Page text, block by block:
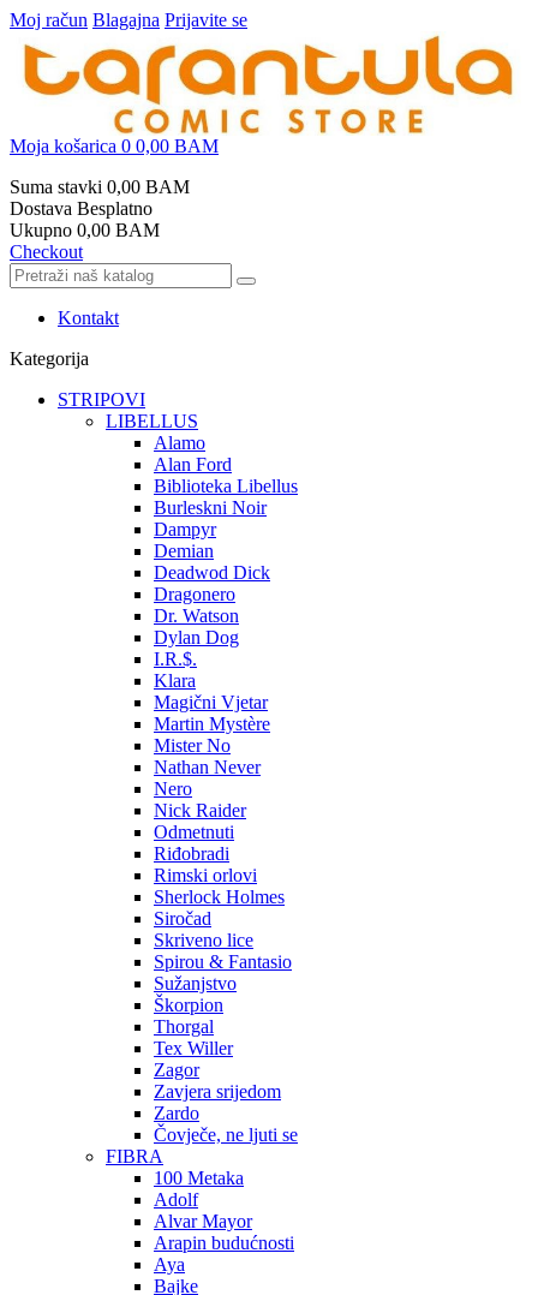
Moj račun Blagajna Prijavite se
Moja košarica 0 0,00 BAM
Suma stavki 0,00 BAM
Dostava Besplatno
Ukupno 0,00 BAM
Checkout
Kontakt
Kategorija
STRIPOVI
LIBELLUS
Alamo
Alan Ford
Biblioteka Libellus
Burleskni Noir
Dampyr
Demian
Deadwod Dick
Dragonero
Dr. Watson
Dylan Dog
I.R.$.
Klara
Magični Vjetar
Martin Mystère
Mister No
Nathan Never
Nero
Nick Raider
Odmetnuti
Riđobradi
Rimski orlovi
Sherlock Holmes
Siročad
Skriveno lice
Spirou & Fantasio
Sužanjstvo
Škorpion
Thorgal
Tex Willer
Zagor
Zavjera srijedom
Zardo
Čovječe, ne ljuti se
FIBRA
100 Metaka
Adolf
Alvar Mayor
Arapin budućnosti
Aya
Bajke